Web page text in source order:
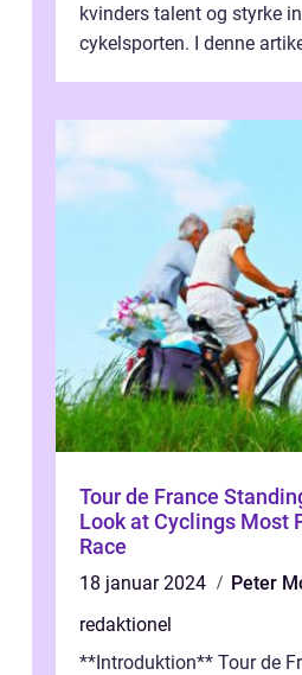
kvinders talent og styrke
cykelsporten. I denne
Tour de France
Look at Cyclings Most
Race
18 januar 2024
Peter
redaktionel
**Introduktion** Tour de